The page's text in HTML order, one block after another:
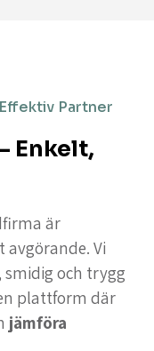
Partner
Enkelt,
är
Vi
smidig och trygg
plattform där
jämföra